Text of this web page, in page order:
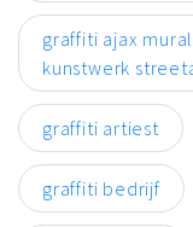
graffiti ajax
kunstwerk
graffiti artiest
graffiti bedrijf